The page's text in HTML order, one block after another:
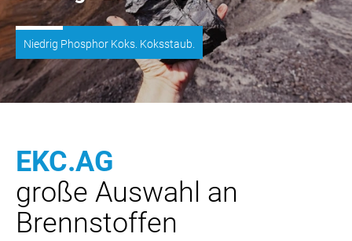
Niedrig Phosphor Koks. Koksstaub.
EKC.AG
große Auswahl an
Brennstoffen